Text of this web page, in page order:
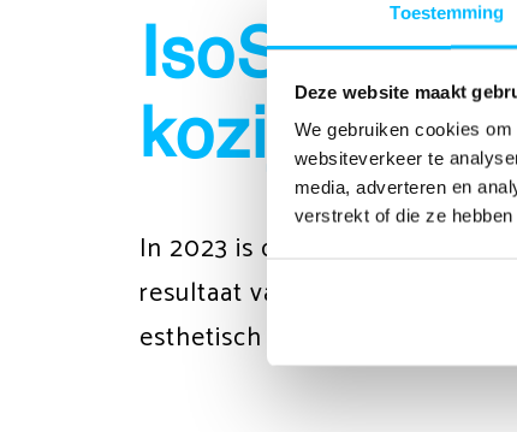
Toestemming
Deze website maakt
We gebruiken cookies
websiteverkeer te
media, adverteren en
verstrekt of die ze
IsoStone
kozijnen
In 2023 is de IsoStone
resultaat van een
esthetisch sterke oplossing